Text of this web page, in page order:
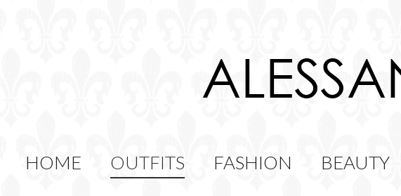
HOME OUTFITS FASHION BEAUTY
FOOD